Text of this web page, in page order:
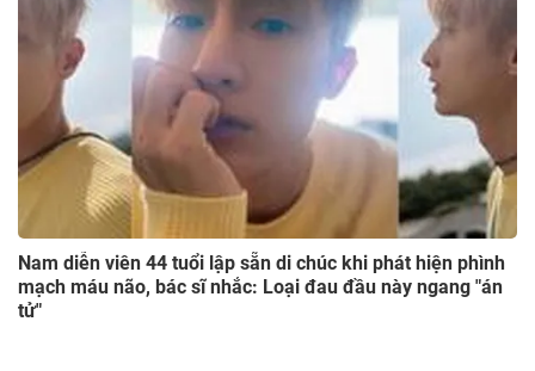
Nam diễn viên 44 tuổi lập sẵn di chúc khi phát hiện phình
mạch máu não, bác sĩ nhắc: Loại đau đầu này ngang "án
tử"